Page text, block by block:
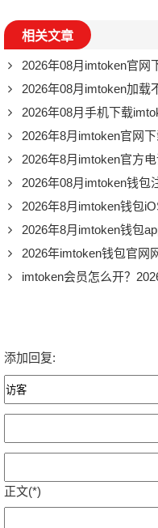
相关文章
2026年08月imtoken官网下载推
2026年08月imtoken加载
2026年08月手机下载
2026年8月imtoken官网
2026年8月imtoken官方
2026年08月imtoken钱包
2026年8月imtoken钱包
2026年8月imtoken钱包app官方
2026年imtoken钱包官网网
imtoken会员怎么开？
添加回复:
正文(*)